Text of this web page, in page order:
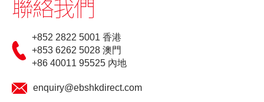
證券按倉比率查詢
更新個人資料
客戶同意書 - 香港投資者識別碼制度及場外證券交易匯報制度
及首次公開招股結算平台
聯絡我們
+852 2822 5001 香港
+853 6262 5028 澳門
+86 40011 95525 內地
enquiry@ebshkdirect.com